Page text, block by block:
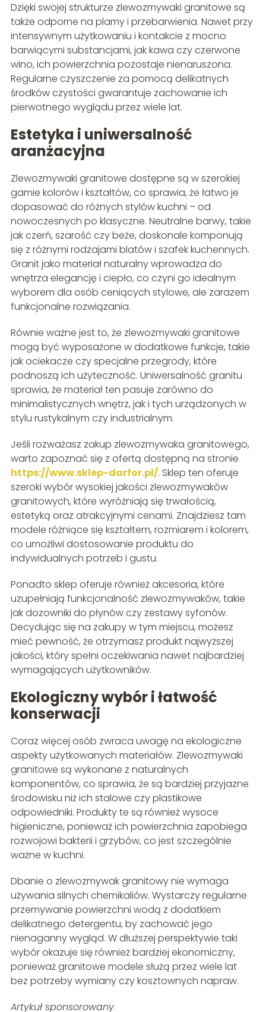
Dzięki swojej strukturze zlewozmywaki granitowe są
także odporne na plamy i przebarwienia. Nawet przy
intensywnym użytkowaniu i kontakcie z mocno
barwiącymi substancjami, jak kawa czy czerwone
wino, ich powierzchnia pozostaje nienaruszona.
Regularne czyszczenie za pomocą delikatnych
środków czystości gwarantuje zachowanie ich
pierwotnego wyglądu przez wiele lat.
Estetyka i uniwersalność
aranżacyjna
Zlewozmywaki granitowe dostępne są w szerokiej
gamie kolorów i kształtów, co sprawia, że łatwo je
dopasować do różnych stylów kuchni – od
nowoczesnych po klasyczne. Neutralne barwy, takie
jak czerń, szarość czy beże, doskonale komponują
się z różnymi rodzajami blatów i szafek kuchennych.
Granit jako materiał naturalny wprowadza do
wnętrza elegancję i ciepło, co czyni go idealnym
wyborem dla osób ceniących stylowe, ale zarazem
funkcjonalne rozwiązania.
Równie ważne jest to, że zlewozmywaki granitowe
mogą być wyposażone w dodatkowe funkcje, takie
jak ociekacze czy specjalne przegrody, które
podnoszą ich użyteczność. Uniwersalność granitu
sprawia, że materiał ten pasuje zarówno do
minimalistycznych wnętrz, jak i tych urządzonych w
stylu rustykalnym czy industrialnym.
Jeśli rozważasz zakup zlewozmywaka granitowego,
warto zapoznać się z ofertą dostępną na stronie
https://www.sklep-darfor.pl/. Sklep ten oferuje
szeroki wybór wysokiej jakości zlewozmywaków
granitowych, które wyróżniają się trwałością,
estetyką oraz atrakcyjnymi cenami. Znajdziesz tam
modele różniące się kształtem, rozmiarem i kolorem,
co umożliwi dostosowanie produktu do
indywidualnych potrzeb i gustu.
Ponadto sklep oferuje również akcesoria, które
uzupełniają funkcjonalność zlewozmywaków, takie
jak dozowniki do płynów czy zestawy syfonów.
Decydując się na zakupy w tym miejscu, możesz
mieć pewność, że otrzymasz produkt najwyższej
jakości, który spełni oczekiwania nawet najbardziej
wymagających użytkowników.
Ekologiczny wybór i łatwość
konserwacji
Coraz więcej osób zwraca uwagę na ekologiczne
aspekty użytkowanych materiałów. Zlewozmywaki
granitowe są wykonane z naturalnych
komponentów, co sprawia, że są bardziej przyjazne
środowisku niż ich stalowe czy plastikowe
odpowiedniki. Produkty te są również wysoce
higieniczne, ponieważ ich powierzchnia zapobiega
rozwojowi bakterii i grzybów, co jest szczególnie
ważne w kuchni.
Dbanie o zlewozmywak granitowy nie wymaga
używania silnych chemikaliów. Wystarczy regularne
przemywanie powierzchni wodą z dodatkiem
delikatnego detergentu, by zachować jego
nienaganny wygląd. W dłuższej perspektywie taki
wybór okazuje się również bardziej ekonomiczny,
ponieważ granitowe modele służą przez wiele lat
bez potrzeby wymiany czy kosztownych napraw.
Artykuł sponsorowany